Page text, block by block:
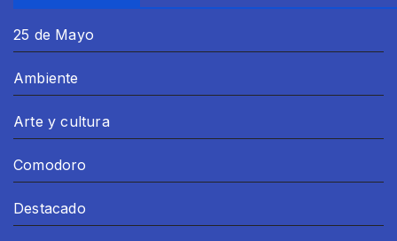
25 de Mayo
Ambiente
Arte y cultura
Comodoro
Destacado